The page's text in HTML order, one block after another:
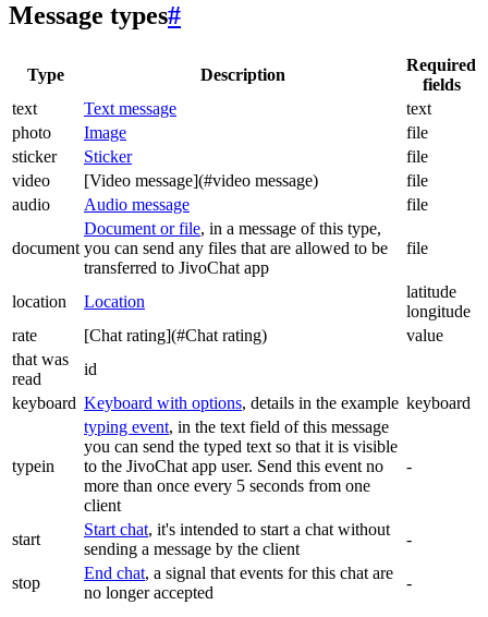
Message types#
Type Description
Required
fields
text
Text message
text
photo
Image
file
sticker
Sticker
file
video
[Video message](#video message)
file
audio
Audio message file
document
Document or file, in a message of this type,
you can send any files that are allowed to be
transferred to JivoChat app
file
location Location
latitude
longitude
rate
[Chat rating](#Chat rating)
value
that was
read
id
keyboard Keyboard with options, details in the example keyboard
typein
typing event, in the text field of this message
you can send the typed text so that it is visible
to the JivoChat app user. Send this event no
more than once every 5 seconds from one
client
-
start
Start chat, it's intended to start a chat without
sending a message by the client
-
stop
End chat, a signal that events for this chat are
no longer accepted
-